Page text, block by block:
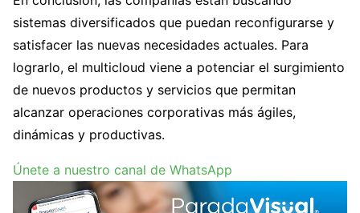
sistemas diversificados que puedan reconfigurarse y
satisfacer las nuevas necesidades actuales. Para
lograrlo, el multicloud viene a potenciar el surgimiento
de nuevos productos y servicios que permitan
alcanzar operaciones corporativas más ágiles,
dinámicas y productivas.
Únete a nuestro canal de WhatsApp